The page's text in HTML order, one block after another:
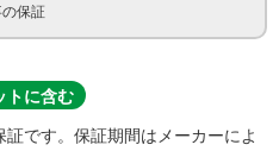
保証
トに含む
です。保証期間はメーカーによ